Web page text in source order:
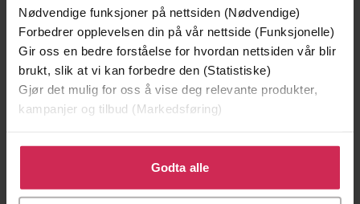
Nødvendige funksjoner på nettsiden (Nødvendige)
Forbedrer opplevelsen din på vår nettside (Funksjonelle)
Gir oss en bedre forståelse for hvordan nettsiden vår blir
brukt, slik at vi kan forbedre den (Statistiske)
Gjør det mulig for oss å vise deg relevante produkter,
kampanjer og tilbud (Markedsføring)
Klikk på «Godta alle» for å gi oss ditt samtykke til å
bruke cookies for alle disse formålene. Du kan også
tilpasse ditt samtykke til spesifikke formål ved å klikke
Godta alle
Forlag Aschehoug
Utgitt 11.03.2025
Lengde 6:17
Sjanger Krim
serie